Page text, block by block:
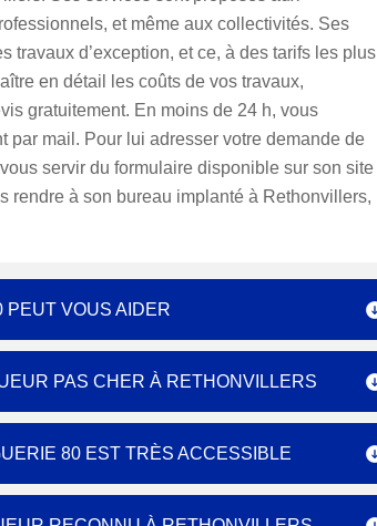
et même aux collectivités. Ses
travaux d’exception, et ce, à des tarifs les plus
en détail les coûts de vos travaux,
gratuitement. En moins de 24 h, vous
par mail. Pour lui adresser votre demande de
servir du formulaire disponible sur son site
rendre à son bureau implanté à Rethonvillers,
PEUT VOUS AIDER
PAS CHER À RETHONVILLERS
80 EST TRÈS ACCESSIBLE